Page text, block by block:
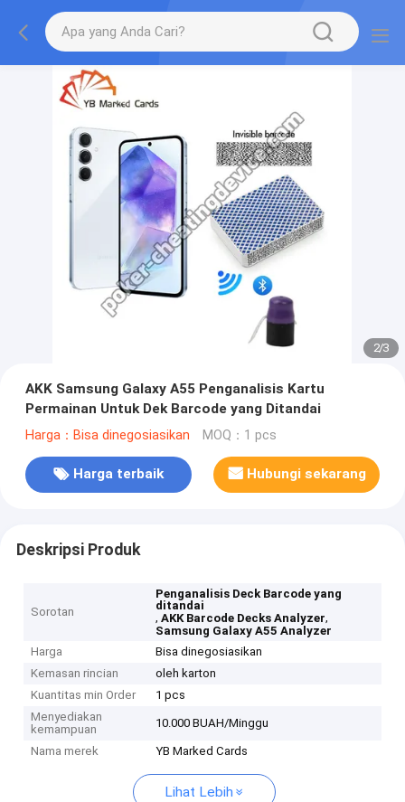
2/3
AKK Samsung Galaxy A55 Penganalisis Kartu
Permainan Untuk Dek Barcode yang Ditandai
Harga：Bisa dinegosiasikan MOQ：1 pcs
Harga terbaik Hubungi sekarang
Deskripsi Produk
Sorotan
Penganalisis Deck Barcode yang
ditandai
,AKK Barcode Decks Analyzer,
Samsung Galaxy A55 Analyzer
Harga
Bisa dinegosiasikan
Kemasan rincian
oleh karton
Kuantitas min Order
1 pcs
Menyediakan
kemampuan
10.000 BUAH/Minggu
Nama merek YB Marked Cards
Lihat Lebih